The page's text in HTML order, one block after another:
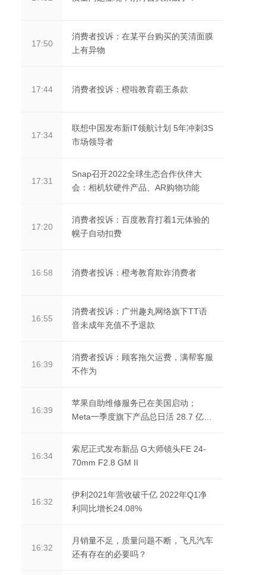
17:50
消费者投诉：在某平台购买的芙清面膜
上有异物
17:44 消费者投诉：橙啦教育霸王条款
17:34
联想中国发布新IT领航计划 5年冲刺3S
市场领导者
17:31
Snap召开2022全球生态合作伙伴大
会：相机软硬件产品、AR购物功能
17:20
消费者投诉：百度教育打着1元体验的
幌子自动扣费
16:58 消费者投诉：橙考教育欺诈消费者
16:55
消费者投诉：广州趣丸网络旗下TT语
音未成年充值不予退款
16:39
消费者投诉：顾客拖欠运费，满帮客服
不作为
16:39
苹果自助维修服务已在美国启动；
Meta一季度旗下产品总日活 28.7 亿
16:34
索尼正式发布新品 G大师镜头FE 24-
70mm F2.8 GM II
16:32
伊利2021年营收破千亿 2022年Q1净
利同比增长24.08%
16:32
月销量不足，质量问题不断，飞凡汽车
还有存在的必要吗？